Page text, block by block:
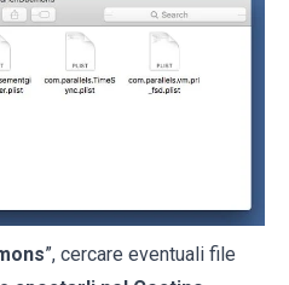
”, cercare eventuali file